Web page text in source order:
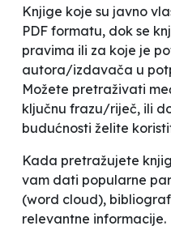
Knjige koje su javno
PDF formatu, dok se
pravima ili za koje je
autora/izdavača u
Možete pretraživati
ključnu frazu/riječ, ili
budućnosti želite
Kada pretražujete
vam dati popularne
(word cloud),
relevantne informacije.